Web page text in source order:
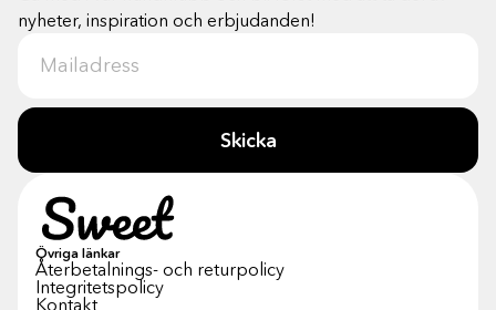
nyheter, inspiration och erbjudanden!
Skicka
Övriga länkar
Återbetalnings- och returpolicy
Integritetspolicy
Kontakt